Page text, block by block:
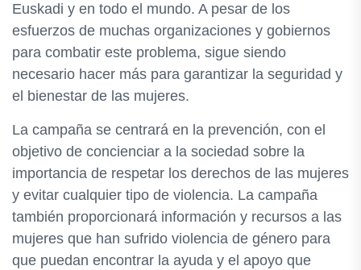
Euskadi y en todo el mundo. A pesar de los
esfuerzos de muchas organizaciones y gobiernos
para combatir este problema, sigue siendo
necesario hacer más para garantizar la seguridad y
el bienestar de las mujeres.
La campaña se centrará en la prevención, con el
objetivo de concienciar a la sociedad sobre la
importancia de respetar los derechos de las mujeres
y evitar cualquier tipo de violencia. La campaña
también proporcionará información y recursos a las
mujeres que han sufrido violencia de género para
que puedan encontrar la ayuda y el apoyo que